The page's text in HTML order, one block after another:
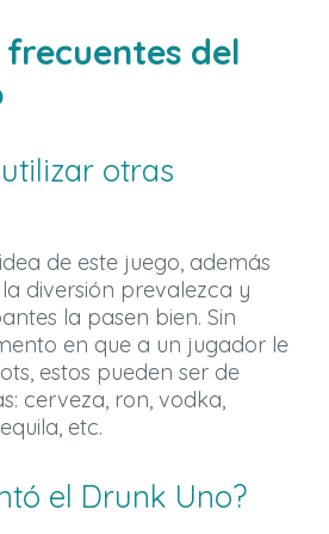
del
otras
de este juego, además
diversión prevalezca y
la pasen bien. Sin
en que a un jugador le
estos pueden ser de
cerveza, ron, vodka,
etc.
el Drunk Uno?